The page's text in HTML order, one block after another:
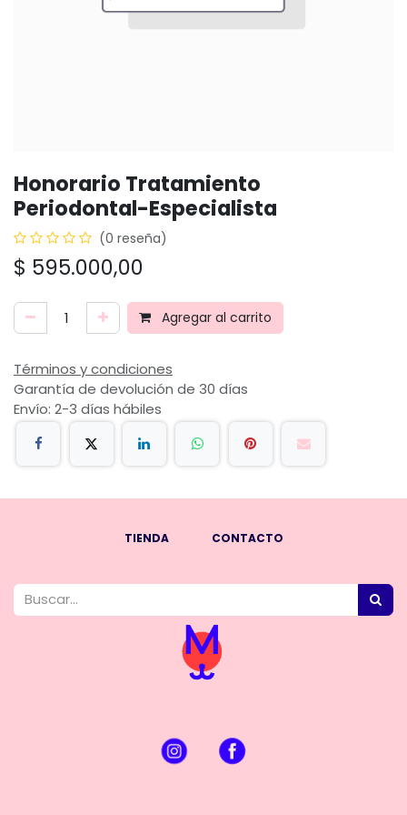
Honorario Tratamiento
Periodontal-Especialista
(0 reseña)
$ 595.000,00
Agregar al carrito
Términos y condiciones
Garantía de devolución de 30 días
Envío: 2-3 días hábiles
TIENDA CONTACTO